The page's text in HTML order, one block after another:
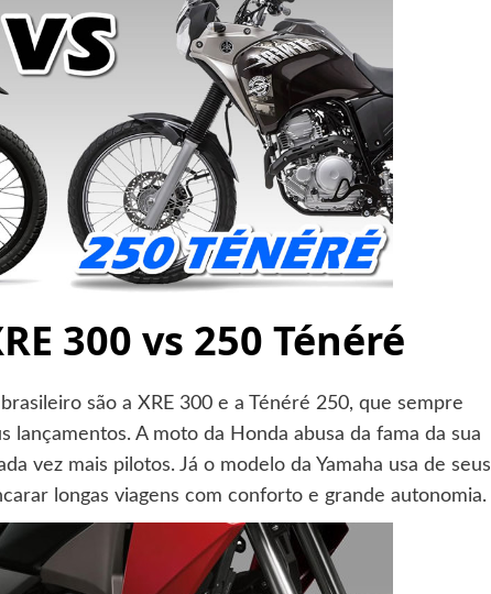
300 vs 250 Ténéré
são a XRE 300 e a Ténéré 250, que sempre
lançamentos. A moto da Honda abusa da fama da sua
vez mais pilotos. Já o modelo da Yamaha usa de seus
longas viagens com conforto e grande autonomia.